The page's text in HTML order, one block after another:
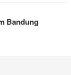
Bandung